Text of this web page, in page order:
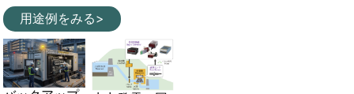
用途例をみる>